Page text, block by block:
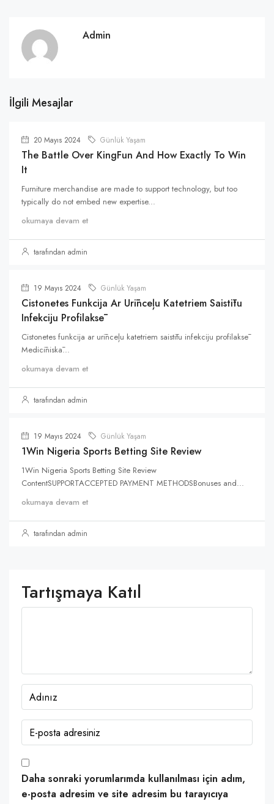
Admin
İlgili Mesajlar
20 Mayıs 2024 Günlük Yaşam
The Battle Over KingFun And How Exactly To Win
It
Furniture merchandise are made to support technology, but too
typically do not embed new expertise...
okumaya devam et
tarafından admin
19 Mayıs 2024 Günlük Yaşam
Cistonetes Funkcija Ar Urīnceļu Katetriem Saistītu
Infekciju Profilaksē
Cistonetes funkcija ar urīnceļu katetriem saistītu infekciju profilaksē
Medicīniskā...
okumaya devam et
tarafından admin
19 Mayıs 2024 Günlük Yaşam
1Win Nigeria Sports Betting Site Review
1Win Nigeria Sports Betting Site Review
ContentSUPPORTACCEPTED PAYMENT METHODSBonuses and...
okumaya devam et
tarafından admin
Tartışmaya Katıl
Daha sonraki yorumlarımda kullanılması için adım,
e-posta adresim ve site adresim bu tarayıcıya